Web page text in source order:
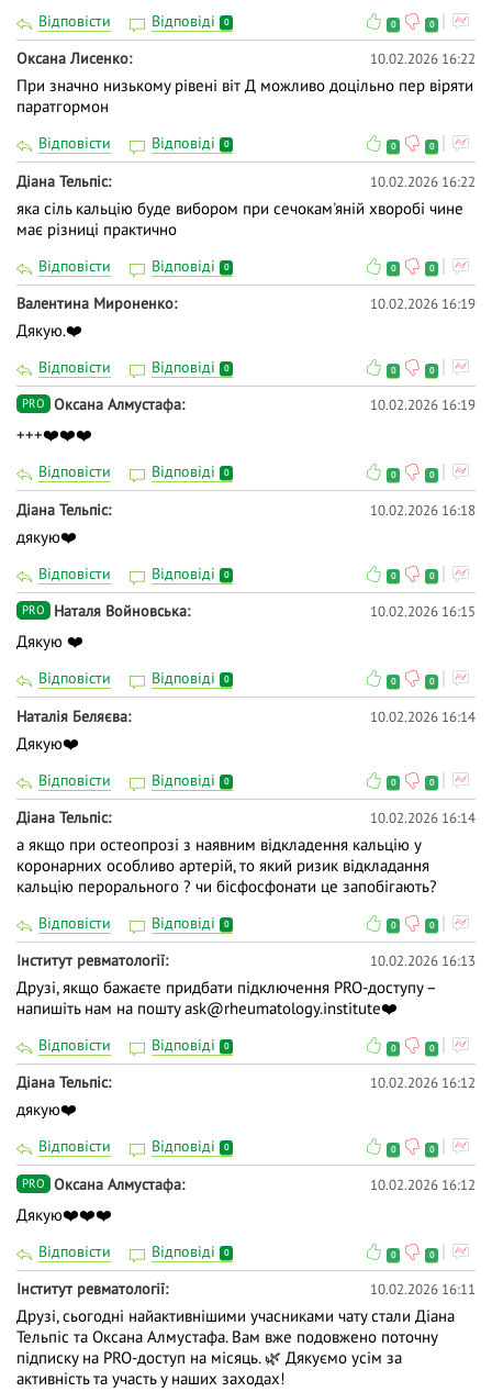
Відповісти Відповіді 0 0 0
Оксана Лисенко 10.02.2026 16:22
При значно низькому рівені віт Д можливо доцільно пер віряти
паратгормон
Відповісти Відповіді 0 0 0
Діана Тельпіс 10.02.2026 16:22
яка сіль кальцію буде вибором при сечокам'яній хворобі чине
має різниці практично
Відповісти Відповіді 0 0 0
Валентина Мироненко 10.02.2026 16:19
Дякую.❤️
Відповісти Відповіді 0 0 0
PRO Оксана Алмустафа 10.02.2026 16:19
+++❤️❤️❤️
Відповісти Відповіді 0 0 0
Діана Тельпіс 10.02.2026 16:18
дякую❤️
Відповісти Відповіді 0 0 0
PRO Наталя Войновська 10.02.2026 16:15
Дякую ❤️
Відповісти Відповіді 0 0 0
Наталія Беляєва 10.02.2026 16:14
Дякую❤️
Відповісти Відповіді 0 0 0
Діана Тельпіс 10.02.2026 16:14
а якщо при остеопрозі з наявним відкладення кальцію у
коронарних особливо артерій, то який ризик відкладання
кальцію перорального ? чи бісфосфонати це запобігають?
Відповісти Відповіді 0 0 0
Інститут ревматології 10.02.2026 16:13
Друзі, якщо бажаєте придбати підключення PRO-доступу –
напишіть нам на пошту ask@rheumatology.institute❤️
Відповісти Відповіді 0 0 0
Діана Тельпіс 10.02.2026 16:12
дякую❤️
Відповісти Відповіді 0 0 0
PRO Оксана Алмустафа 10.02.2026 16:12
Дякую❤️❤️❤️
Відповісти Відповіді 0 0 0
Інститут ревматології 10.02.2026 16:11
Друзі, сьогодні найактивнішими учасниками чату стали Діана
Тельпіс та Оксана Алмустафа. Вам вже подовжено поточну
підписку на PRO-доступ на місяць. 🌿 Дякуємо усім за
активність та участь у наших заходах!